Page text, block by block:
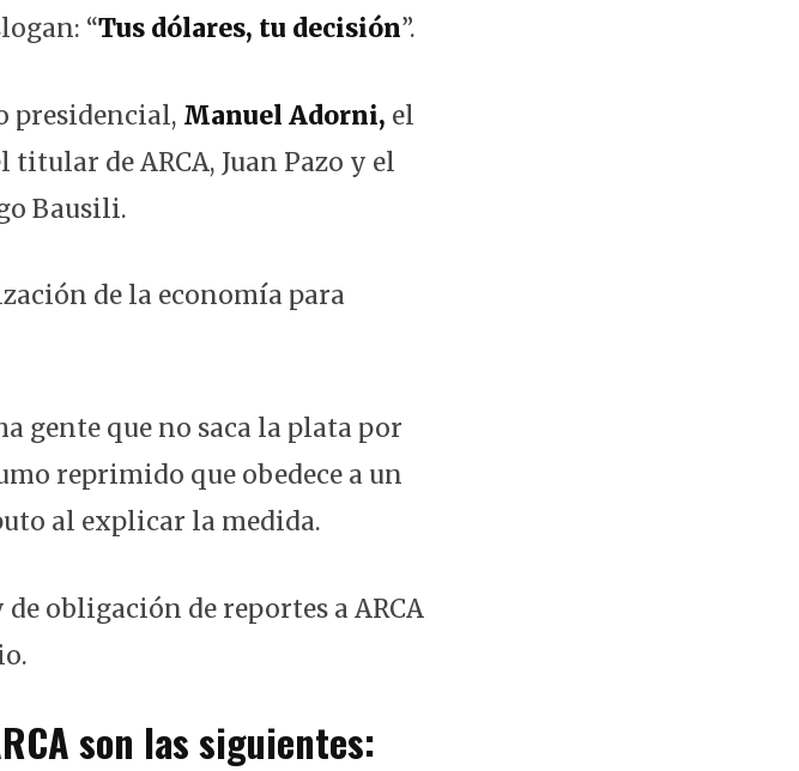
“Tus dólares, tu decisión”.
presidencial, Manuel Adorni, el
de ARCA, Juan Pazo y el
Bausili.
de la economía para
gente que no saca la plata por
reprimido que obedece a un
al explicar la medida.
obligación de reportes a ARCA
son las siguientes: